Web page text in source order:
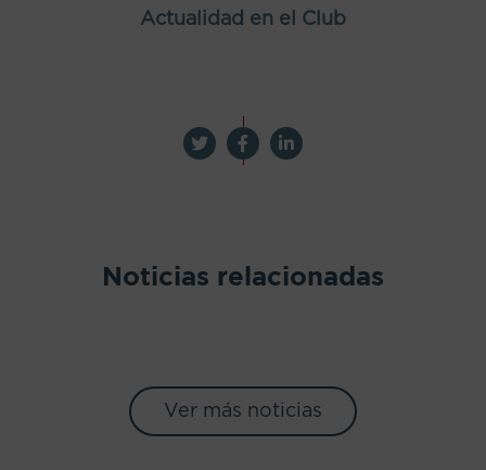
Actualidad en el Club
Noticias relacionadas
Ver más noticias